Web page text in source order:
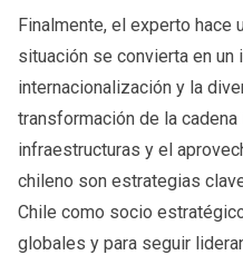
Finalmente, el experto hace
situación se convierta en un
internacionalización y la
transformación de la
infraestructuras y el
chileno son estrategias
Chile como socio
globales y para seguir